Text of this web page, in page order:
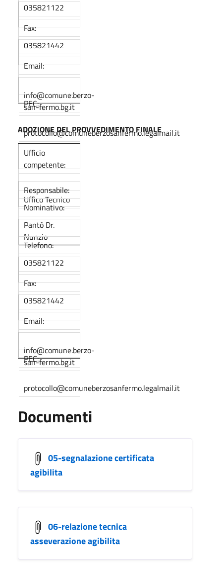
035821122
Fax:
035821442
Email:
info@comune.berzo-
san-fermo.bg.it
PEC:
protocollo@comuneberzosanfermo.legalmail.it
ADOZIONE DEL PROVVEDIMENTO FINALE
Ufficio
competente:
Uffico Tecnico
Responsabile:
Nominativo:
Pantò Dr.
Nunzio
Telefono:
035821122
Fax:
035821442
Email:
info@comune.berzo-
san-fermo.bg.it
PEC:
protocollo@comuneberzosanfermo.legalmail.it
Documenti
05-segnalazione certificata
agibilita
06-relazione tecnica
asseverazione agibilita